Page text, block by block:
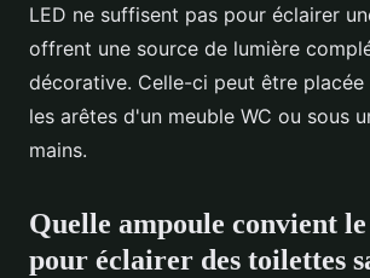
LED ne suffisent pas pour éclairer
offrent une source de lumière
décorative. Celle-ci peut être placée
les arêtes d'un meuble WC ou sous
mains.
Quelle ampoule convient
pour éclairer des toilettes